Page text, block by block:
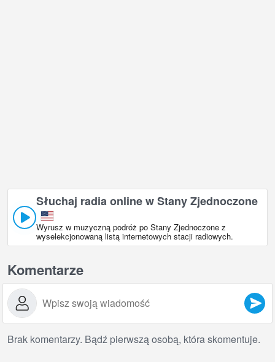
Słuchaj radia online w Stany Zjednoczone
Wyrusz w muzyczną podróż po Stany Zjednoczone z
wyselekcjonowaną listą internetowych stacji radiowych.
Komentarze
Brak komentarzy. Bądź pierwszą osobą, która skomentuje.